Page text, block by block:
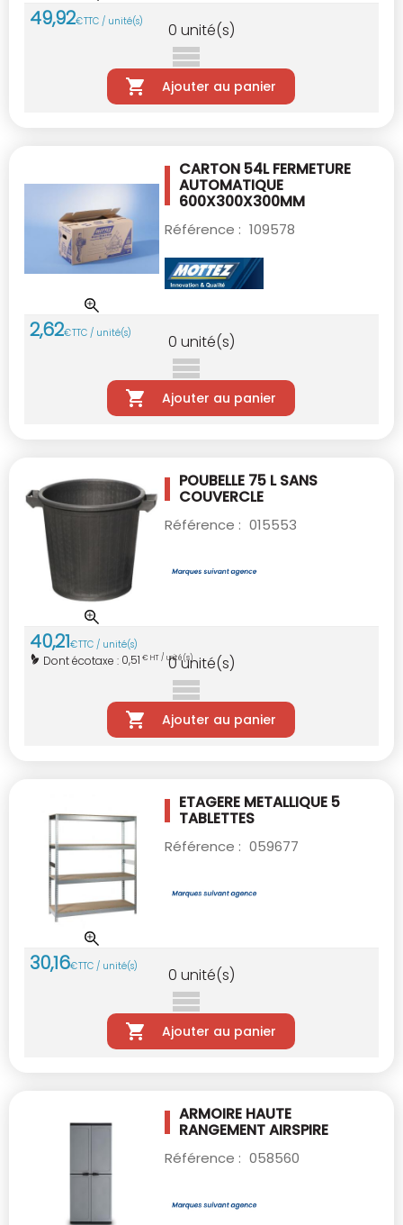
49,92€TTC / unité(s) 0 unité(s)
Ajouter au panier
CARTON 54L FERMETURE
AUTOMATIQUE
600X300X300MM
Référence : 109578
2,62€TTC / unité(s) 0 unité(s)
Ajouter au panier
POUBELLE 75 L SANS
COUVERCLE
Référence : 015553
40,21€TTC / unité(s)
Dont écotaxe : 0,51 € HT / unité(s)
0unité(s)
Ajouter au panier
ETAGERE METALLIQUE 5
TABLETTES
Référence : 059677
30,16€TTC / unité(s) 0 unité(s)
Ajouter au panier
ARMOIRE HAUTE
RANGEMENT AIRSPIRE
Référence : 058560